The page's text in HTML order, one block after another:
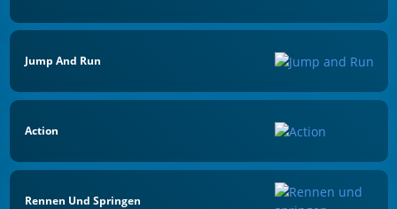
Jump And Run
Action
Rennen Und Springen